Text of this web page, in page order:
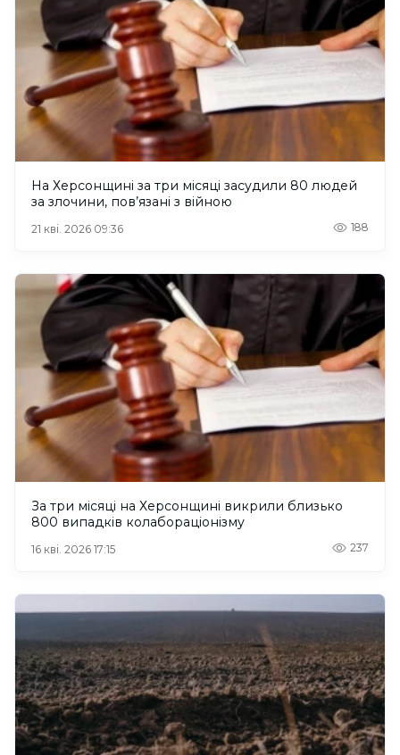
На Херсонщині за три місяці засудили 80 людей
за злочини, пов’язані з війною
21 кві. 2026 09:36 188
За три місяці на Херсонщині викрили близько
800 випадків колабораціонізму
16 кві. 2026 17:15 237